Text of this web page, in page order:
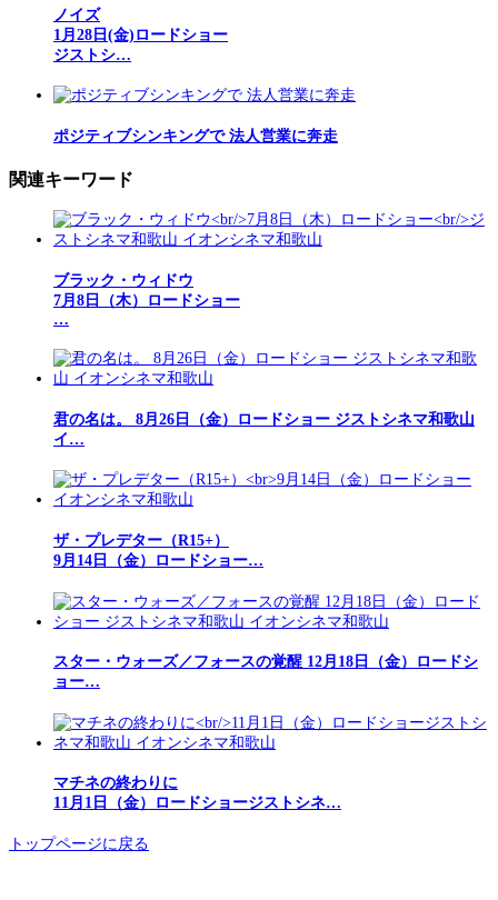
ノイズ
1月28日(金)ロードショー
ジストシ…
ポジティブシンキングで 法人営業に奔走
関連キーワード
ブラック・ウィドウ
7月8日（木）ロードショー
…
君の名は。 8月26日（金）ロードショー ジストシネマ和歌山
イ…
ザ・プレデター（R15+）
9月14日（金）ロードショー…
スター・ウォーズ／フォースの覚醒 12月18日（金）ロードシ
ョー…
マチネの終わりに
11月1日（金）ロードショージストシネ…
トップページに戻る